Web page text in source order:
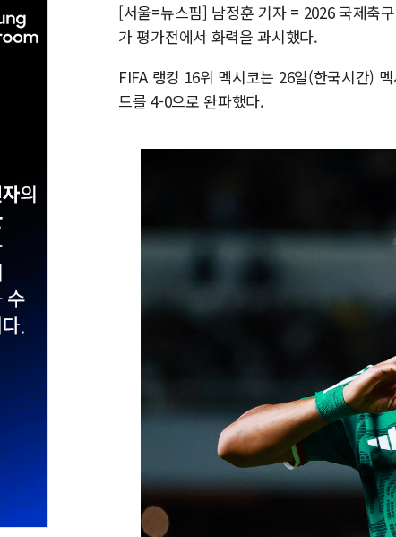
[서울=뉴스핌] 남정훈 기자 = 2026 국제축
가 평가전에서 화력을 과시했다.
FIFA 랭킹 16위 멕시코는 26일(한국시간)
드를 4-0으로 완파했다.